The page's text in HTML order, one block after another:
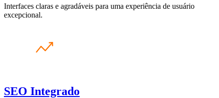
Interfaces claras e agradáveis para uma experiência de usuário
excepcional.
SEO Integrado